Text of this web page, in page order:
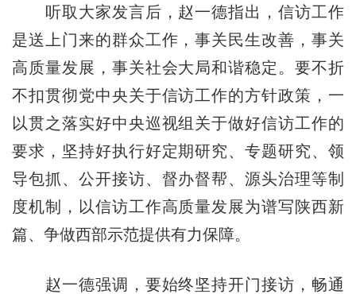
听取大家发言后，赵一德指出，信访工作
是送上门来的群众工作，事关民生改善，事关
高质量发展，事关社会大局和谐稳定。要不折
不扣贯彻党中央关于信访工作的方针政策，一
以贯之落实好中央巡视组关于做好信访工作的
要求，坚持好执行好定期研究、专题研究、领
导包抓、公开接访、督办督帮、源头治理等制
度机制，以信访工作高质量发展为谱写陕西新
篇、争做西部示范提供有力保障。
赵一德强调，要始终坚持开门接访，畅通